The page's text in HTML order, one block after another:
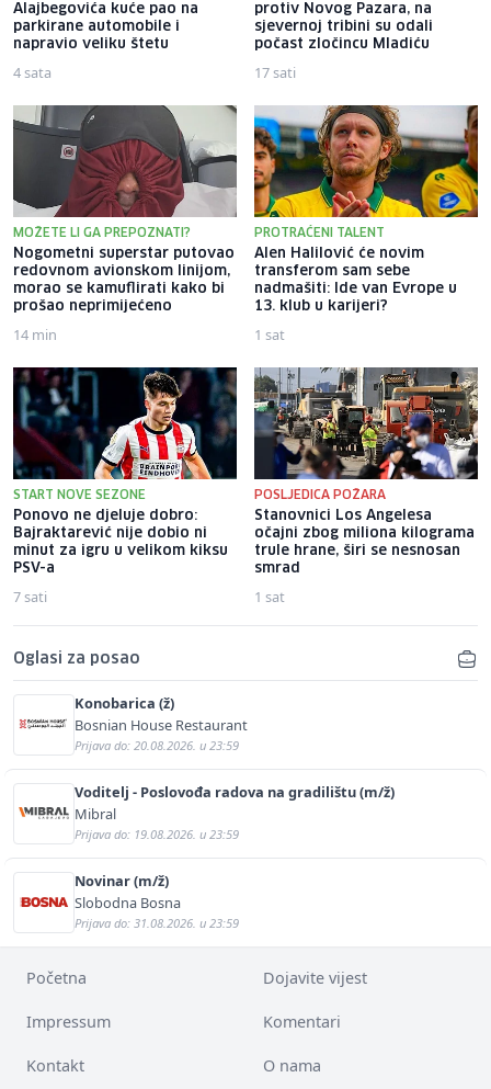
Alajbegovića kuće pao na
parkirane automobile i
napravio veliku štetu
4 sata
protiv Novog Pazara, na
sjevernoj tribini su odali
počast zločincu Mladiću
17 sati
MOŽETE LI GA PREPOZNATI?
Nogometni superstar putovao
redovnom avionskom linijom,
morao se kamuflirati kako bi
prošao neprimijećeno
14 min
PROTRAĆENI TALENT
Alen Halilović će novim
transferom sam sebe
nadmašiti: Ide van Evrope u
13. klub u karijeri?
1 sat
START NOVE SEZONE
Ponovo ne djeluje dobro:
Bajraktarević nije dobio ni
minut za igru u velikom kiksu
PSV-a
7 sati
POSLJEDICA POŽARA
Stanovnici Los Angelesa
očajni zbog miliona kilograma
trule hrane, širi se nesnosan
smrad
1 sat
Oglasi za posao
Konobarica (ž)
Bosnian House Restaurant
Prijava do: 20.08.2026. u 23:59
Voditelj - Poslovođa radova na gradilištu (m/ž)
Mibral
Prijava do: 19.08.2026. u 23:59
Novinar (m/ž)
Slobodna Bosna
Prijava do: 31.08.2026. u 23:59
Početna Dojavite vijest
Impressum Komentari
Kontakt O nama